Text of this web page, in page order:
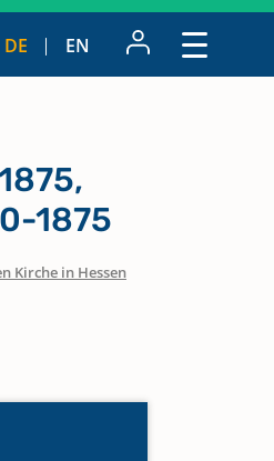
DE EN
1875
Kirche in Hessen